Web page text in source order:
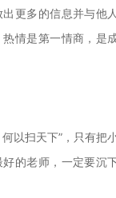
更多的信息并与他
情是第一情商，是
以扫天下”，只有把
的老师，一定要沉